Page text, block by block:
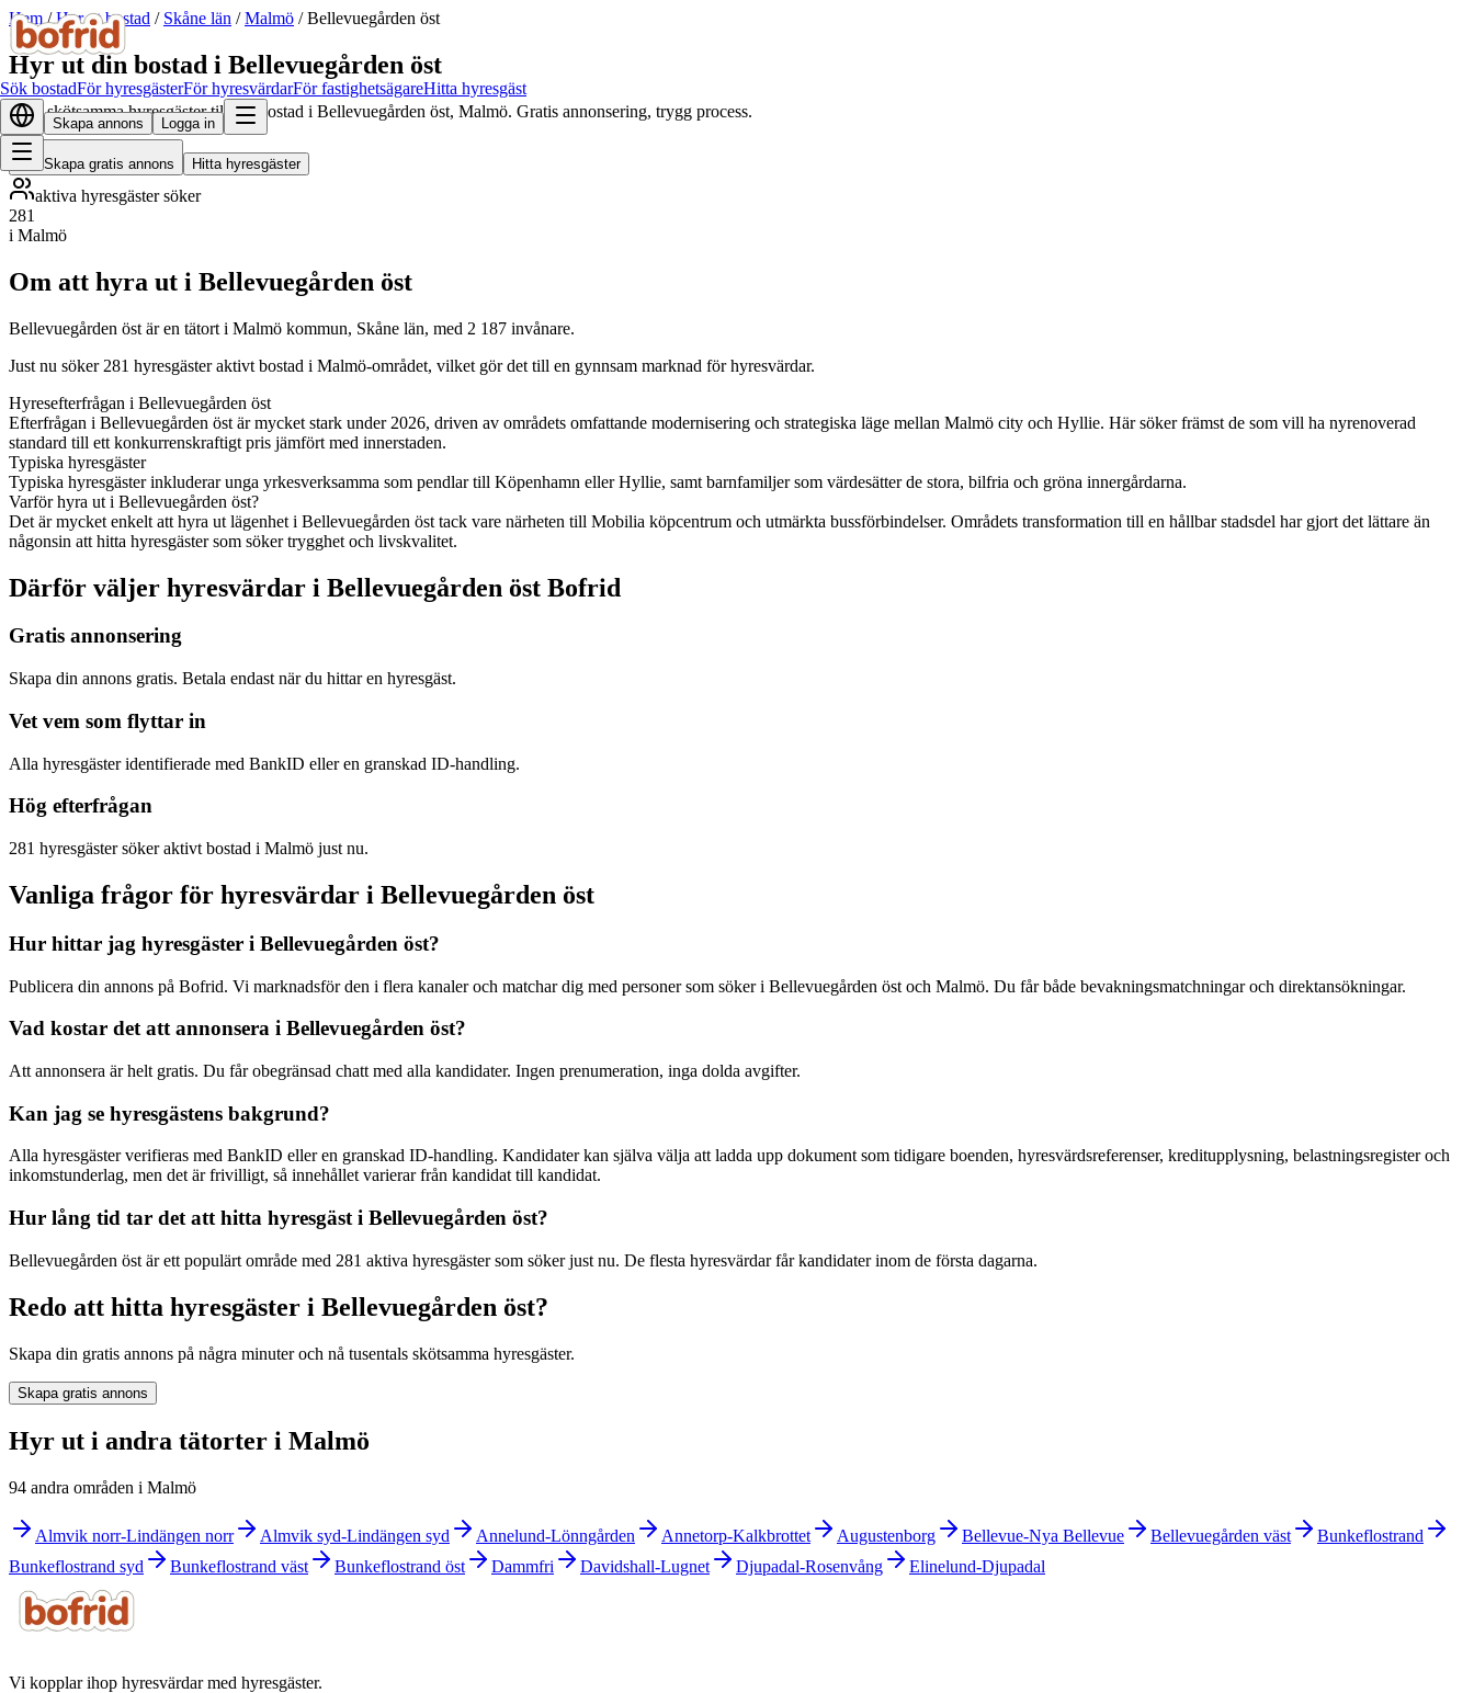
Sök bostadFör hyresgästerFör hyresvärdarFör fastighetsägareHitta hyresgäst
Skapa annons Logga in
Hem/Hyr ut bostad / Skåne län /Malmö /Bellevuegården öst
Hyr ut din bostad i Bellevuegården öst
Hitta skötsamma hyresgäster till din bostad i Bellevuegården öst, Malmö. Gratis annonsering, trygg process.
Skapa gratis annons Hitta hyresgäster
aktiva hyresgäster söker
281
i Malmö
Om att hyra ut i Bellevuegården öst
Bellevuegården öst är en tätort i Malmö kommun, Skåne län, med 2 187 invånare.
Just nu söker 281 hyresgäster aktivt bostad i Malmö-området, vilket gör det till en gynnsam marknad för hyresvärdar.
Hyresefterfrågan i Bellevuegården öst
Efterfrågan i Bellevuegården öst är mycket stark under 2026, driven av områdets omfattande modernisering och strategiska läge mellan Malmö city och Hyllie. Här söker främst de som vill ha nyrenoverad
standard till ett konkurrenskraftigt pris jämfört med innerstaden.
Typiska hyresgäster
Typiska hyresgäster inkluderar unga yrkesverksamma som pendlar till Köpenhamn eller Hyllie, samt barnfamiljer som värdesätter de stora, bilfria och gröna innergårdarna.
Varför hyra ut i Bellevuegården öst?
Det är mycket enkelt att hyra ut lägenhet i Bellevuegården öst tack vare närheten till Mobilia köpcentrum och utmärkta bussförbindelser. Områdets transformation till en hållbar stadsdel har gjort det lättare än
någonsin att hitta hyresgäster som söker trygghet och livskvalitet.
Därför väljer hyresvärdar i Bellevuegården öst Bofrid
Gratis annonsering
Skapa din annons gratis. Betala endast när du hittar en hyresgäst.
Vet vem som flyttar in
Alla hyresgäster identifierade med BankID eller en granskad ID-handling.
Hög efterfrågan
281 hyresgäster söker aktivt bostad i Malmö just nu.
Vanliga frågor för hyresvärdar i Bellevuegården öst
Hur hittar jag hyresgäster i Bellevuegården öst?
Publicera din annons på Bofrid. Vi marknadsför den i flera kanaler och matchar dig med personer som söker i Bellevuegården öst och Malmö. Du får både bevakningsmatchningar och direktansökningar.
Vad kostar det att annonsera i Bellevuegården öst?
Att annonsera är helt gratis. Du får obegränsad chatt med alla kandidater. Ingen prenumeration, inga dolda avgifter.
Kan jag se hyresgästens bakgrund?
Alla hyresgäster verifieras med BankID eller en granskad ID-handling. Kandidater kan själva välja att ladda upp dokument som tidigare boenden, hyresvärdsreferenser, kreditupplysning, belastningsregister och
inkomstunderlag, men det är frivilligt, så innehållet varierar från kandidat till kandidat.
Hur lång tid tar det att hitta hyresgäst i Bellevuegården öst?
Bellevuegården öst är ett populärt område med 281 aktiva hyresgäster som söker just nu. De flesta hyresvärdar får kandidater inom de första dagarna.
Redo att hitta hyresgäster i Bellevuegården öst?
Skapa din gratis annons på några minuter och nå tusentals skötsamma hyresgäster.
Skapa gratis annons
Hyr ut i andra tätorter i Malmö
94 andra områden i Malmö
Almvik norr-Lindängen norr Almvik syd-Lindängen syd Annelund-Lönngården Annetorp-Kalkbrottet Augustenborg Bellevue-Nya Bellevue Bellevuegården väst
Bunkeflostrand
Bunkeflostrand syd
Bunkeflostrand väst Bunkeflostrand öst Dammfri Davidshall-Lugnet Djupadal-Rosenvång Elinelund-Djupadal
Vi kopplar ihop hyresvärdar med hyresgäster.